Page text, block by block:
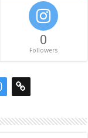
0
Followers